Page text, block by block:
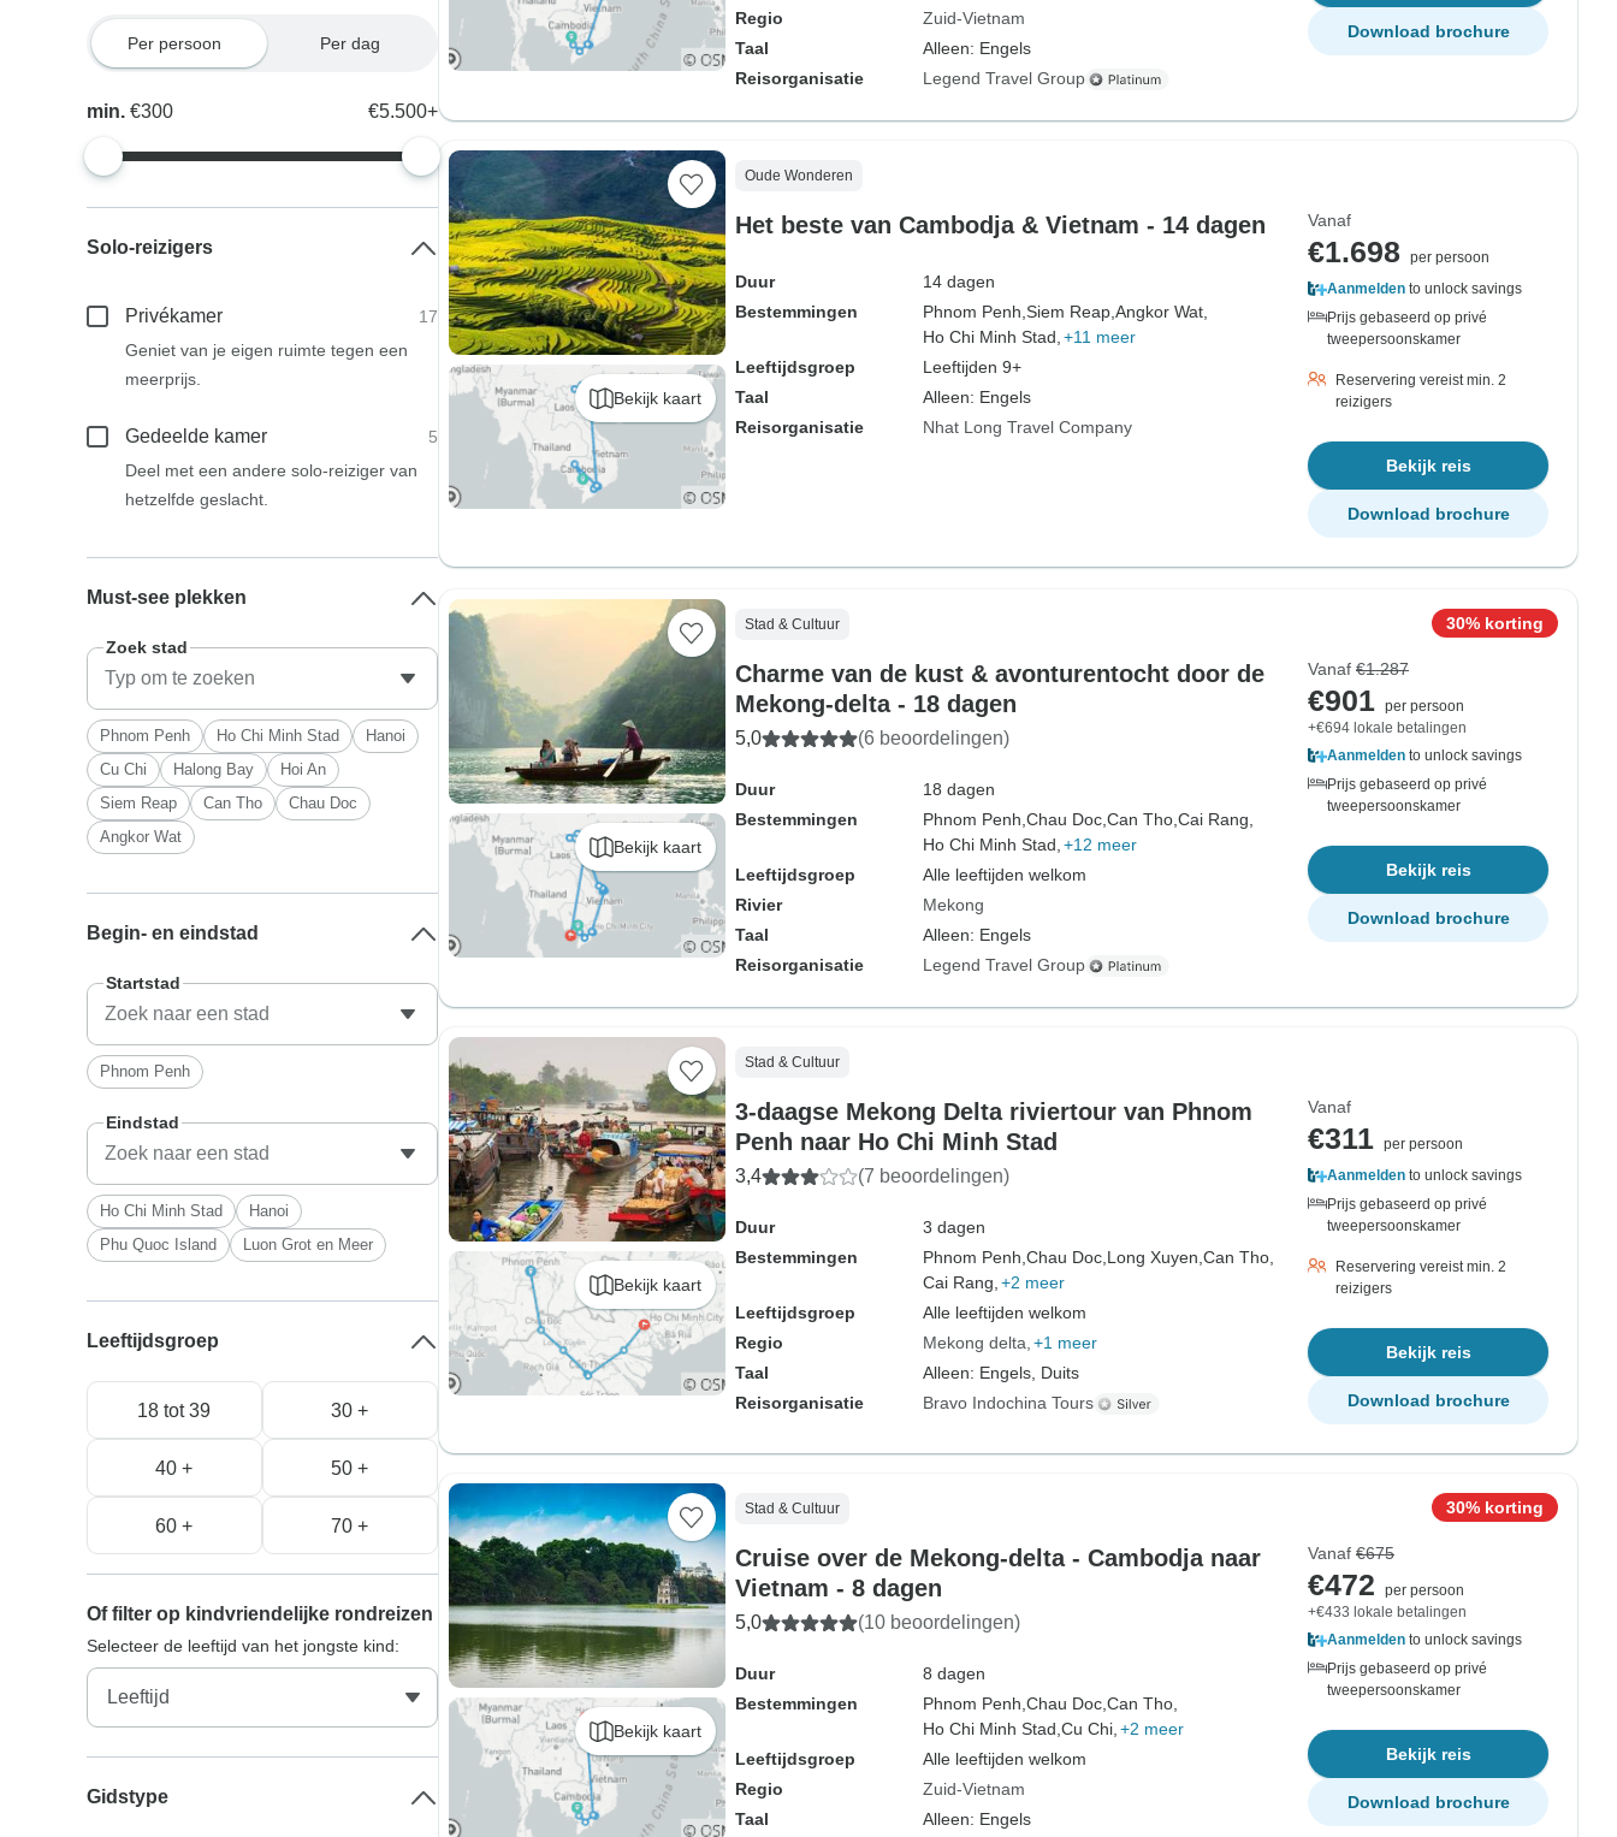
Regio
Zuid-Vietnam
Taal
Alleen: Engels
Reisorganisatie
Legend Travel Group
Download brochure
Bekijk kaart
Oude Wonderen
Het beste van Cambodja & Vietnam - 14 dagen
Duur
14 dagen
Bestemmingen
Phnom Penh, Siem Reap, Angkor Wat,
Ho Chi Minh Stad, +11 meer
Leeftijdsgroep
Leeftijden 9+
Taal
Alleen: Engels
Reisorganisatie
Nhat Long Travel Company
Vanaf
€1.698
per persoon
Aanmelden to unlock savings
Prijs gebaseerd op privé
tweepersoonskamer
Reservering vereist min. 2
reizigers
Bekijk reis
Download brochure
Bekijk kaart
Stad & Cultuur
Charme van de kust & avonturentocht door de
Mekong-delta - 18 dagen
5,0 (6 beoordelingen)
Duur
18 dagen
Bestemmingen
Phnom Penh, Chau Doc, Can Tho, Cai Rang,
Ho Chi Minh Stad, +12 meer
Leeftijdsgroep
Alle leeftijden welkom
Rivier
Mekong
Taal
Alleen: Engels
Reisorganisatie
Legend Travel Group
30% korting
Vanaf €1.287
€901 per persoon
+€694 lokale betalingen
Aanmelden to unlock savings
Prijs gebaseerd op privé
tweepersoonskamer
Bekijk reis
Download brochure
Bekijk kaart
Stad & Cultuur
3-daagse Mekong Delta riviertour van Phnom
Penh naar Ho Chi Minh Stad
3,4 (7 beoordelingen)
Duur
3 dagen
Bestemmingen
Phnom Penh, Chau Doc, Long Xuyen, Can Tho,
Cai Rang, +2 meer
Leeftijdsgroep
Alle leeftijden welkom
Regio
Mekong delta +1 meer
Taal
Alleen: Engels, Duits
Reisorganisatie
Bravo Indochina Tours
Vanaf
€311 per persoon
Aanmelden to unlock savings
Prijs gebaseerd op privé
tweepersoonskamer
Reservering vereist min. 2
reizigers
Bekijk reis
Download brochure
Bekijk kaart
Stad & Cultuur
Cruise over de Mekong-delta - Cambodja naar
Vietnam - 8 dagen
5,0 (10 beoordelingen)
Duur
8 dagen
Bestemmingen
Phnom Penh, Chau Doc, Can Tho,
Ho Chi Minh Stad, Cu Chi, +2 meer
Leeftijdsgroep
Alle leeftijden welkom
Regio
Zuid-Vietnam
Taal
Alleen: Engels
30% korting
Vanaf €675
€472
per persoon
+€433 lokale betalingen
Aanmelden to unlock savings
Prijs gebaseerd op privé
tweepersoonskamer
Bekijk reis
Download brochure
Per persoon Per dag
min.€300 €5.500+
Solo-reizigers
Privékamer
17
Geniet van je eigen ruimte tegen een
meerprijs.
Gedeelde kamer
5
Deel met een andere solo-reiziger van
hetzelfde geslacht.
Must-see plekken
Zoek stad
Phnom Penh Ho Chi Minh Stad
Hanoi
Cu Chi
Halong Bay
Hoi An
Siem Reap
Can Tho
Chau Doc
Angkor Wat
Begin- en eindstad
Startstad
Phnom Penh
Eindstad
Ho Chi Minh Stad
Hanoi
Phu Quoc Island
Luon Grot en Meer
Leeftijdsgroep
18 tot 39 30 +
40 + 50 +
60 + 70 +
Of filter op kindvriendelijke rondreizen
Selecteer de leeftijd van het jongste kind:
Gidstype